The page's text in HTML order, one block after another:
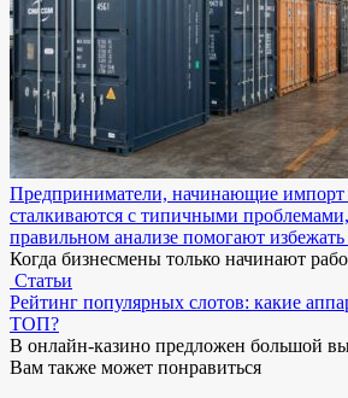
Предприниматели, начинающие импорт
сталкиваются с типичными
правильном анализе помогают
Когда бизнесмены только начинают
Статьи
Рейтинг популярных слотов: какие
ТОП?
В онлайн-казино предложен большой
Вам также может понравиться